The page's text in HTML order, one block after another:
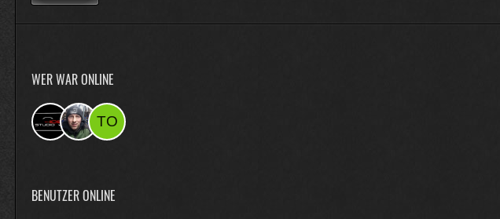
WER WAR ONLINE
BENUTZER ONLINE